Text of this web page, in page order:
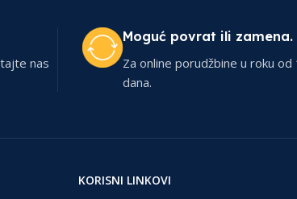
nas
Moguć povrat ili zamena.
Za online porudžbine u roku od
dana.
KORISNI LINKOVI